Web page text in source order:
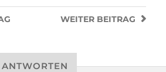
WEITER BEITRAG
ANTWORTEN